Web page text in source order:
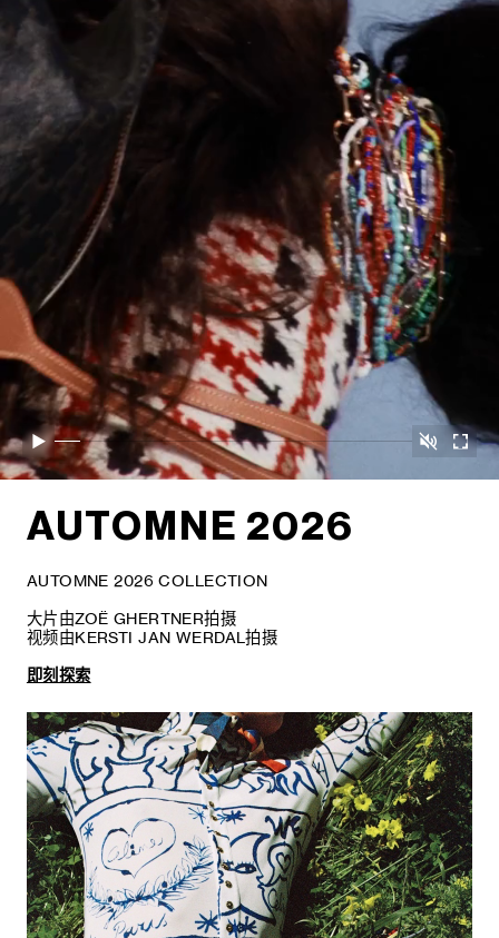
AUTOMNE 2026
AUTOMNE 2026 COLLECTION
大片由ZOË GHERTNER拍摄
视频由KERSTI JAN WERDAL拍摄
即刻探索